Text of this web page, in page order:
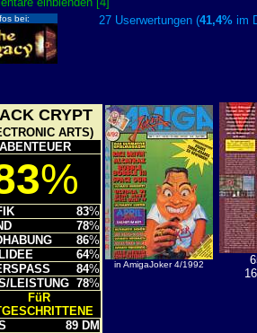
bei: 27 Userwertungen (41,4% im
CRYPT
ARTS)
ABENTEUER
%
83%
78%
86%
64%
84%
LEISTUNG78%
FüR
89 DM
in AmigaJoker 4/1992